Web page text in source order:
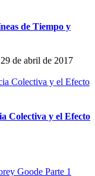
de Tiempo y
de abril de 2017
Colectiva y el Efecto